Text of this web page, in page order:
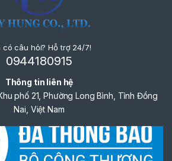
0 – 3.000 lần/phút
13 mm
50 mm
50 mm
có câu hỏi? Hỗ trợ 24/7!
0944180915
Thông tin liên hệ
phố 21, Phường Long Bình, Tỉnh Đồng
Nai, Việt Nam